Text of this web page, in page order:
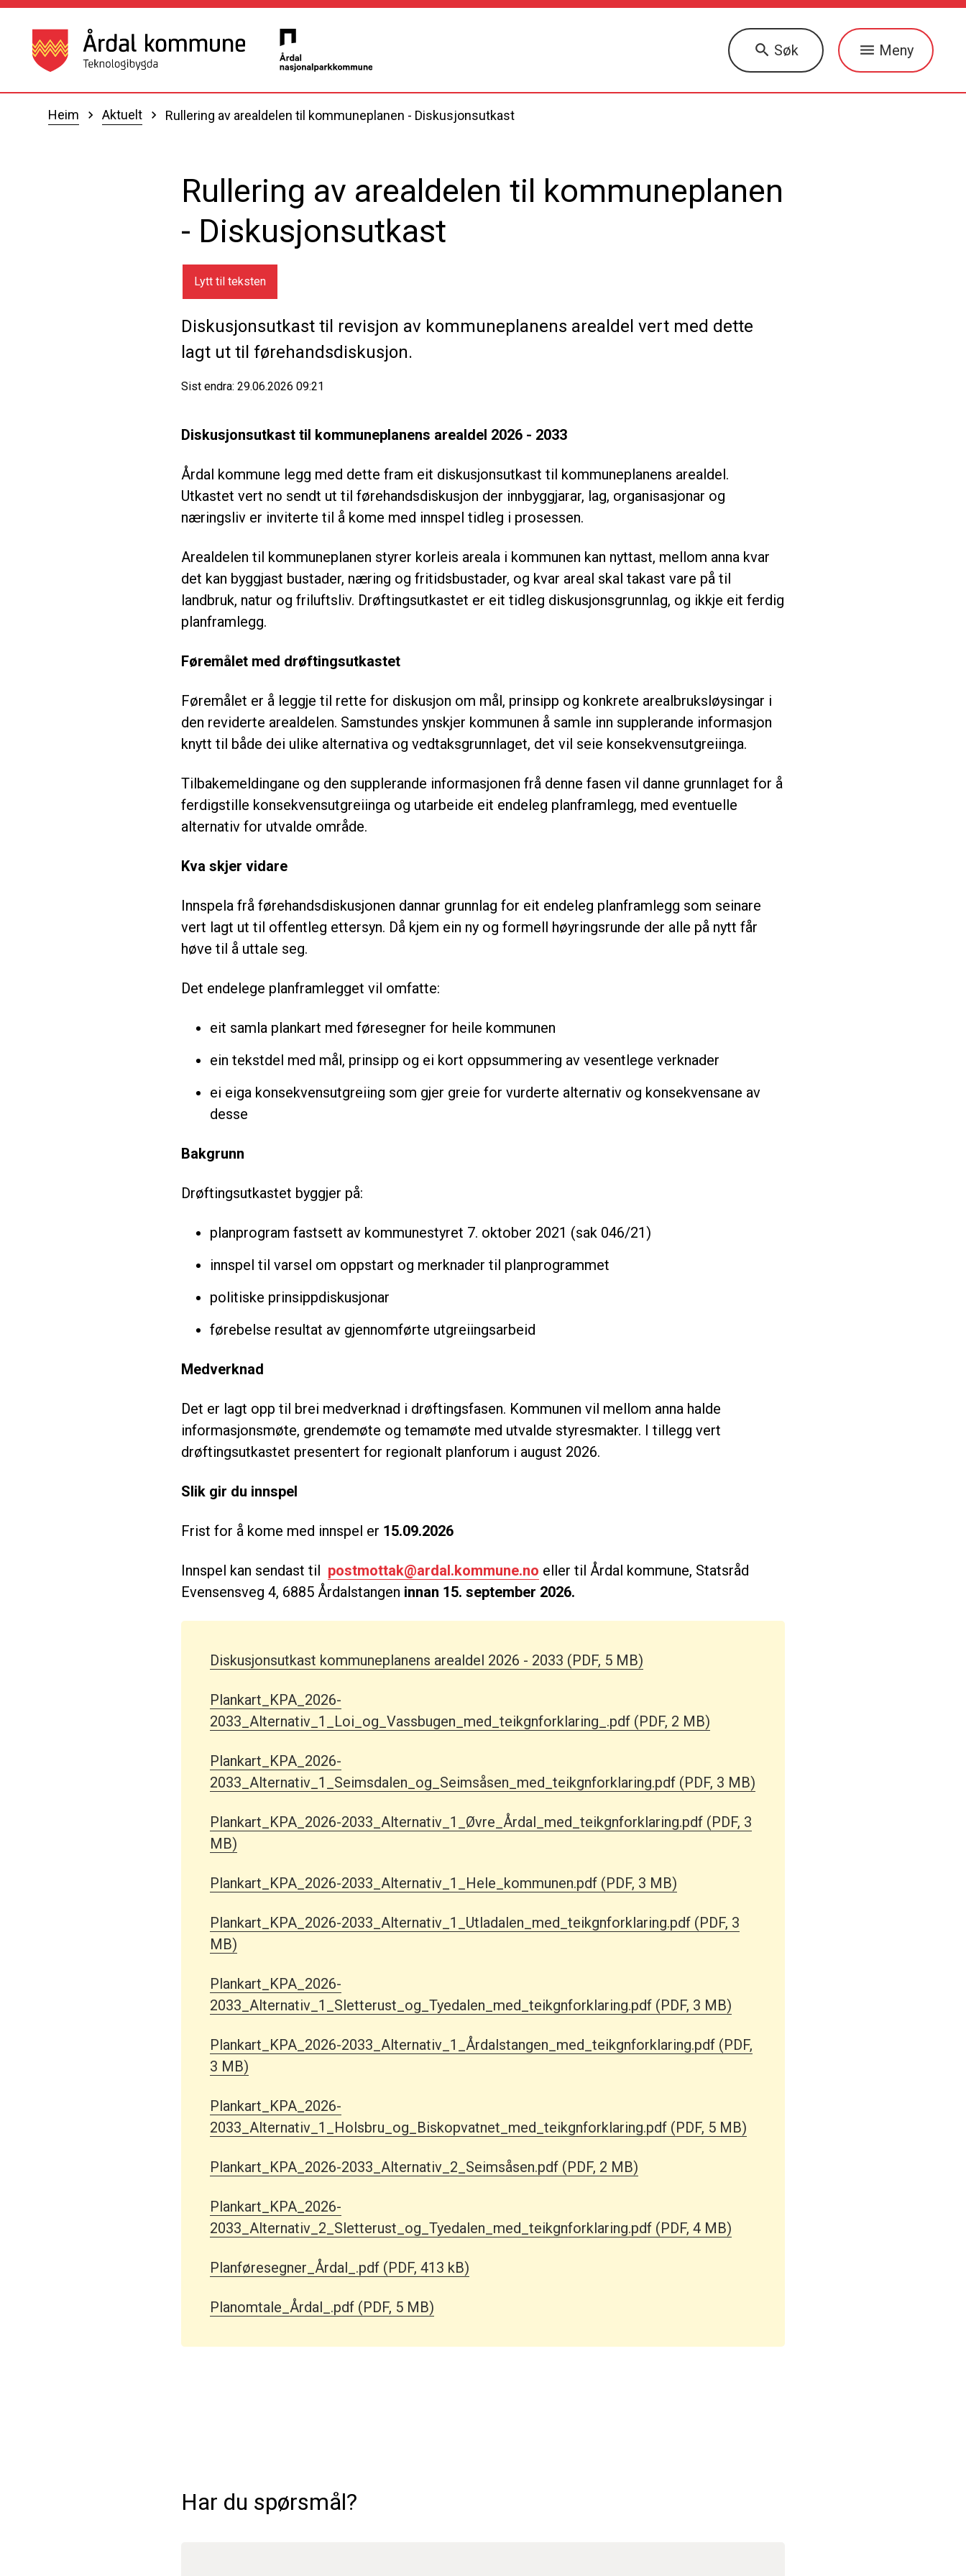
Søk Meny
Du er her:
Heim Aktuelt Rullering av arealdelen til kommuneplanen - Diskusjonsutkast
Rullering av arealdelen til kommuneplanen
- Diskusjonsutkast
Lytt til teksten
Diskusjonsutkast til revisjon av kommuneplanens arealdel vert med dette
lagt ut til førehandsdiskusjon.
Sist endra 29.06.2026 09:21
Diskusjonsutkast til kommuneplanens arealdel 2026 - 2033
Årdal kommune legg med dette fram eit diskusjonsutkast til kommuneplanens arealdel.
Utkastet vert no sendt ut til førehandsdiskusjon der innbyggjarar, lag, organisasjonar og
næringsliv er inviterte til å kome med innspel tidleg i prosessen.
Arealdelen til kommuneplanen styrer korleis areala i kommunen kan nyttast, mellom anna kvar
det kan byggjast bustader, næring og fritidsbustader, og kvar areal skal takast vare på til
landbruk, natur og friluftsliv. Drøftingsutkastet er eit tidleg diskusjonsgrunnlag, og ikkje eit ferdig
planframlegg.
Føremålet med drøftingsutkastet
Føremålet er å leggje til rette for diskusjon om mål, prinsipp og konkrete arealbruksløysingar i
den reviderte arealdelen. Samstundes ynskjer kommunen å samle inn supplerande informasjon
knytt til både dei ulike alternativa og vedtaksgrunnlaget, det vil seie konsekvensutgreiinga.
Tilbakemeldingane og den supplerande informasjonen frå denne fasen vil danne grunnlaget for å
ferdigstille konsekvensutgreiinga og utarbeide eit endeleg planframlegg, med eventuelle
alternativ for utvalde område.
Kva skjer vidare
Innspela frå førehandsdiskusjonen dannar grunnlag for eit endeleg planframlegg som seinare
vert lagt ut til offentleg ettersyn. Då kjem ein ny og formell høyringsrunde der alle på nytt får
høve til å uttale seg.
Det endelege planframlegget vil omfatte:
eit samla plankart med føresegner for heile kommunen
ein tekstdel med mål, prinsipp og ei kort oppsummering av vesentlege verknader
ei eiga konsekvensutgreiing som gjer greie for vurderte alternativ og konsekvensane av
desse
Bakgrunn
Drøftingsutkastet byggjer på:
planprogram fastsett av kommunestyret 7. oktober 2021 (sak 046/21)
innspel til varsel om oppstart og merknader til planprogrammet
politiske prinsippdiskusjonar
førebelse resultat av gjennomførte utgreiingsarbeid
Medverknad
Det er lagt opp til brei medverknad i drøftingsfasen. Kommunen vil mellom anna halde
informasjonsmøte, grendemøte og temamøte med utvalde styresmakter. I tillegg vert
drøftingsutkastet presentert for regionalt planforum i august 2026.
Slik gir du innspel
Frist for å kome med innspel er 15.09.2026
Innspel kan sendast til postmottak@ardal.kommune.no eller til Årdal kommune, Statsråd
Evensensveg 4, 6885 Årdalstangen innan 15. september 2026.
Diskusjonsutkast kommuneplanens arealdel 2026 - 2033 (PDF, 5 MB)
Plankart_KPA_2026-
2033_Alternativ_1_Loi_og_Vassbugen_med_teikgnforklaring_.pdf (PDF, 2 MB)
Plankart_KPA_2026-
2033_Alternativ_1_Seimsdalen_og_Seimsåsen_med_teikgnforklaring.pdf (PDF, 3 MB)
Plankart_KPA_2026-2033_Alternativ_1_Øvre_Årdal_med_teikgnforklaring.pdf (PDF, 3
MB)
Plankart_KPA_2026-2033_Alternativ_1_Hele_kommunen.pdf (PDF, 3 MB)
Plankart_KPA_2026-2033_Alternativ_1_Utladalen_med_teikgnforklaring.pdf (PDF, 3
MB)
Plankart_KPA_2026-
2033_Alternativ_1_Sletterust_og_Tyedalen_med_teikgnforklaring.pdf (PDF, 3 MB)
Plankart_KPA_2026-2033_Alternativ_1_Årdalstangen_med_teikgnforklaring.pdf (PDF,
3 MB)
Plankart_KPA_2026-
2033_Alternativ_1_Holsbru_og_Biskopvatnet_med_teikgnforklaring.pdf (PDF, 5 MB)
Plankart_KPA_2026-2033_Alternativ_2_Seimsåsen.pdf (PDF, 2 MB)
Plankart_KPA_2026-
2033_Alternativ_2_Sletterust_og_Tyedalen_med_teikgnforklaring.pdf (PDF, 4 MB)
Planføresegner_Årdal_.pdf (PDF, 413 kB)
Planomtale_Årdal_.pdf (PDF, 5 MB)
Har du spørsmål?